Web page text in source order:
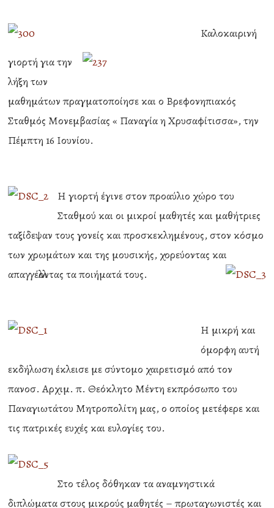
Καλοκαιρινή
γιορτή για την
λήξη των
μαθημάτων πραγματοποίησε και ο Βρεφονηπιακός
Σταθμός Μονεμβασίας « Παναγία η Χρυσαφίτισσα», την
Πέμπτη 16 Ιουνίου.
Η γιορτή έγινε στον προαύλιο χώρο του
Σταθμού και οι μικροί μαθητές και μαθήτριες
ταξίδεψαν τους γονείς και προσκεκλημένους, στον κόσμο
των χρωμάτων και της μουσικής, χορεύοντας και
απαγγέλλοντας τα ποιήματά τους.
Η μικρή και
όμορφη αυτή
εκδήλωση έκλεισε με σύντομο χαιρετισμό από τον
πανοσ. Αρχιμ. π. Θεόκλητο Μέντη εκπρόσωπο του
Παναγιωτάτου Μητροπολίτη μας, ο οποίος μετέφερε και
τις πατρικές ευχές και ευλογίες του.
Στο τέλος δόθηκαν τα αναμνηστικά
διπλώματα στους μικρούς μαθητές – πρωταγωνιστές και